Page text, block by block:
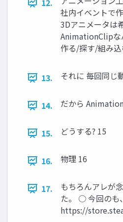
12.
社内イベントで
3Dアニメータは
AnimationClipな
作る/探す/組み
13. それに 毎回同じ
14. だから
15. どうする? 15
16. 物理 16
17.
もちろんアレが
た。 ○ 今回のも
https://